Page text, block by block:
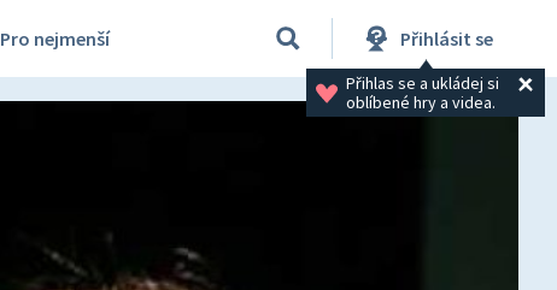
Pro nejmenší Přihlásit se
Přihlas se a ukládej si
oblíbené hry a videa.